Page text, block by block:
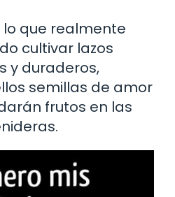
que realmente
cultivar lazos
y duraderos,
semillas de amor
frutos en las